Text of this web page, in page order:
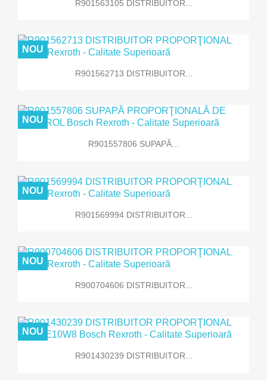
R901563105 DISTRIBUITOR...
R901562713 DISTRIBUITOR...
NOU
R901557806 SUPAPĂ...
NOU
R901569994 DISTRIBUITOR...
NOU
R900704606 DISTRIBUITOR...
NOU
R901430239 DISTRIBUITOR...
NOU